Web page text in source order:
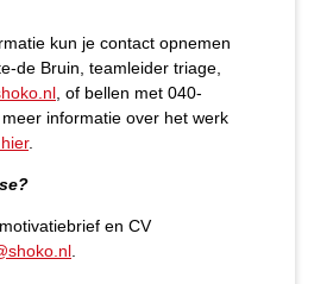
kun je contact opnemen
de Bruin, teamleider triage,
, of bellen met 040-
informatie over het werk
.
en CV